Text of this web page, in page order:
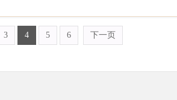
3 4 5 6 下一页